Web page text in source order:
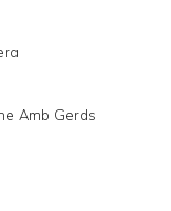
Amb Gerds